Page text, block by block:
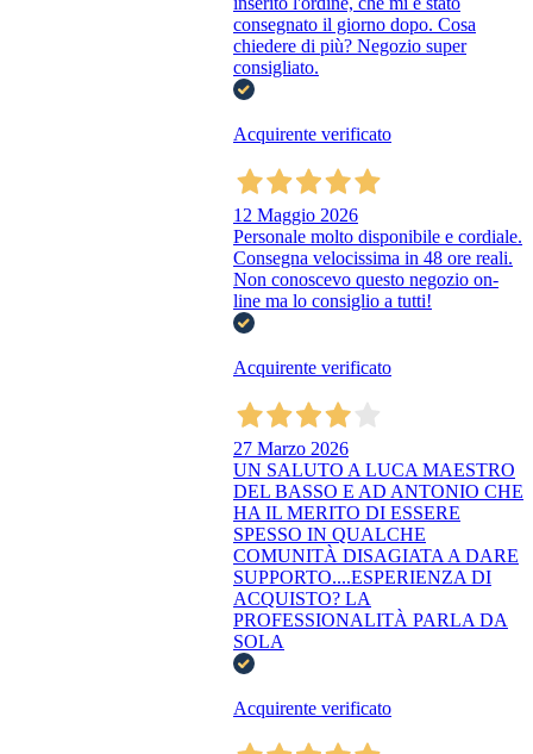
consegnato il giorno dopo. Cosa
chiedere di più? Negozio super
consigliato.
Acquirente verificato
12 Maggio 2026
Personale molto disponibile e cordiale.
Consegna velocissima in 48 ore reali.
Non conoscevo questo negozio on-
line ma lo consiglio a tutti!
Acquirente verificato
27 Marzo 2026
UN SALUTO A LUCA MAESTRO
DEL BASSO E AD ANTONIO CHE
HA IL MERITO DI ESSERE
SPESSO IN QUALCHE
COMUNITÀ DISAGIATA A DARE
SUPPORTO....ESPERIENZA DI
ACQUISTO? LA
PROFESSIONALITÀ PARLA DA
SOLA
Acquirente verificato